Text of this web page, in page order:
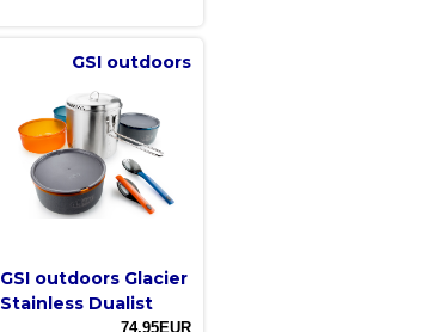
GSI outdoors
GSI outdoors Glacier
Stainless Dualist
74,95EUR